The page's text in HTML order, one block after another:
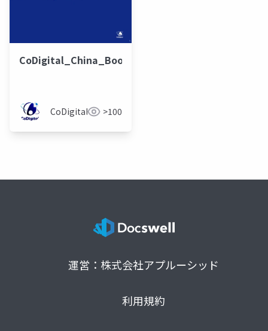
CoDigital_China_Book_2022
CoDigital >100
運営：株式会社アプルーシッド
利用規約